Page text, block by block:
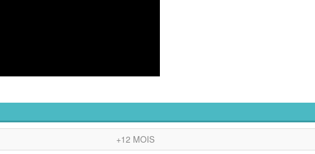
+12 MOIS